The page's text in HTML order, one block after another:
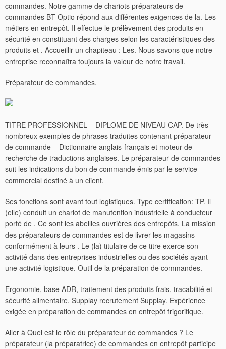
commandes. Notre gamme de chariots préparateurs de
commandes BT Optio répond aux différentes exigences de la. Les
métiers en entrepôt. Il effectue le prélèvement des produits en
sécurité en constituant des charges selon les caractéristiques des
produits et . Accueillir un chapiteau : Les. Nous savons que notre
entreprise reconnaîtra toujours la valeur de notre travail.
Préparateur de commandes.
TITRE PROFESSIONNEL – DIPLOME DE NIVEAU CAP. De très
nombreux exemples de phrases traduites contenant préparateur
de commande – Dictionnaire anglais-français et moteur de
recherche de traductions anglaises. Le préparateur de commandes
suit les indications du bon de commande émis par le service
commercial destiné à un client.
Ses fonctions sont avant tout logistiques. Type certification: TP. Il
(elle) conduit un chariot de manutention industrielle à conducteur
porté de . Ce sont les abeilles ouvrières des entrepôts. La mission
des préparateurs de commandes est de livrer les magasins
conformément à leurs . Le (la) titulaire de ce titre exerce son
activité dans des entreprises industrielles ou des sociétés ayant
une activité logistique. Outil de la préparation de commandes.
Ergonomie, base ADR, traitement des produits frais, tracabilité et
sécurité alimentaire. Supplay recrutement Supplay. Expérience
exigée en préparation de commandes en entrepôt frigorifique.
Aller à Quel est le rôle du préparateur de commandes ? Le
préparateur (la préparatrice) de commandes en entrepôt participe